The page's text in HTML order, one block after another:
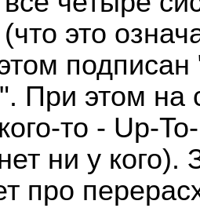
это
При этом на
то - Up-
ни у
про